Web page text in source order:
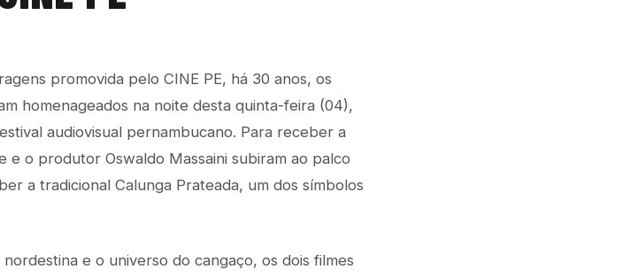
promovida pelo CINE PE, há 30 anos, os
homenageados na noite desta quinta-feira (04),
audiovisual pernambucano. Para receber a
o produtor Oswaldo Massaini subiram ao palco
a tradicional Calunga Prateada, um dos símbolos
e o universo do cangaço, os dois filmes